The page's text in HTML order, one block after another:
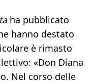
ha pubblicato
hanno destato
è rimasto
«Don Diana
Nel corso delle